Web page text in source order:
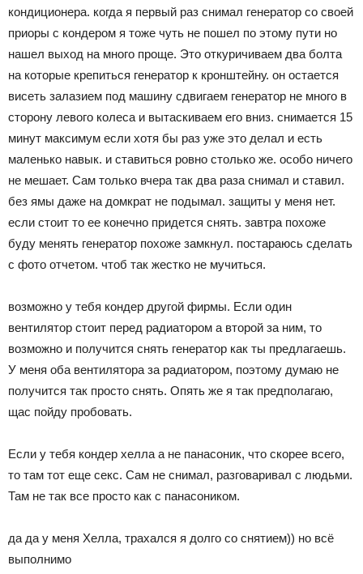
кондиционера. когда я первый раз снимал генератор со своей
приоры с кондером я тоже чуть не пошел по этому пути но
нашел выход на много проще. Это откуричиваем два болта
на которые крепиться генератор к кронштейну. он остается
висеть залазием под машину сдвигаем генератор не много в
сторону левого колеса и вытаскиваем его вниз. снимается 15
минут максимум если хотя бы раз уже это делал и есть
маленько навык. и ставиться ровно столько же. особо ничего
не мешает. Сам только вчера так два раза снимал и ставил.
без ямы даже на домкрат не подымал. защиты у меня нет.
если стоит то ее конечно придется снять. завтра похоже
буду менять генератор похоже замкнул. постараюсь сделать
с фото отчетом. чтоб так жестко не мучиться.
возможно у тебя кондер другой фирмы. Если один
вентилятор стоит перед радиатором а второй за ним, то
возможно и получится снять генератор как ты предлагаешь.
У меня оба вентилятора за радиатором, поэтому думаю не
получится так просто снять. Опять же я так предполагаю,
щас пойду пробовать.
Если у тебя кондер хелла а не панасоник, что скорее всего,
то там тот еще секс. Сам не снимал, разговаривал с людьми.
Там не так все просто как с панасоником.
да да у меня Хелла, трахался я долго со снятием)) но всё
выполнимо